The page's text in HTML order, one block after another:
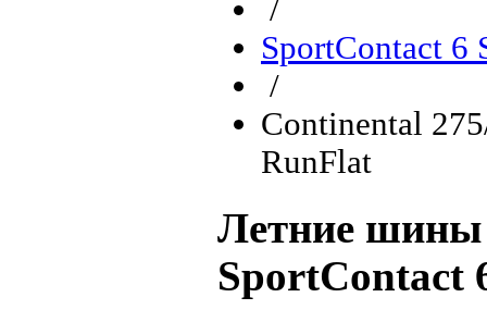
/
SportContact 6
/
Continental
RunFlat
Летние шины
SportContact